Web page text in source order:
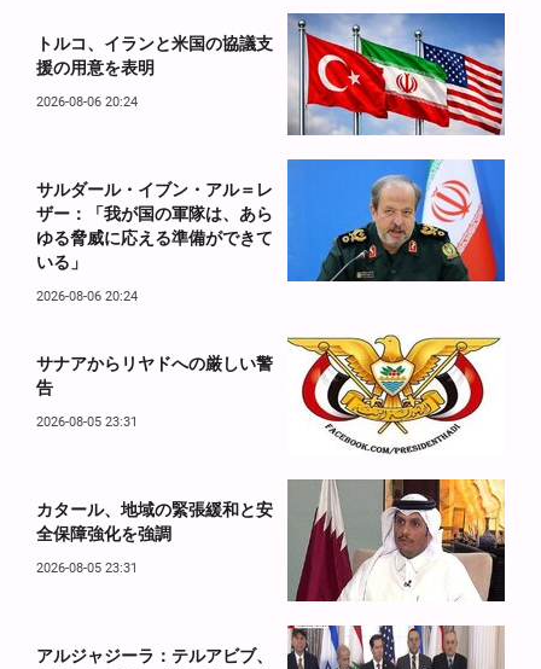
トルコ、イランと米国の協議支
援の用意を表明
2026-08-06 20:24
サルダール・イブン・アル＝レ
ザー：「我が国の軍隊は、あら
ゆる脅威に応える準備ができて
いる」
2026-08-06 20:24
サナアからリヤドへの厳しい警
告
2026-08-05 23:31
カタール、地域の緊張緩和と安
全保障強化を強調
2026-08-05 23:31
アルジャジーラ：テルアビブ、